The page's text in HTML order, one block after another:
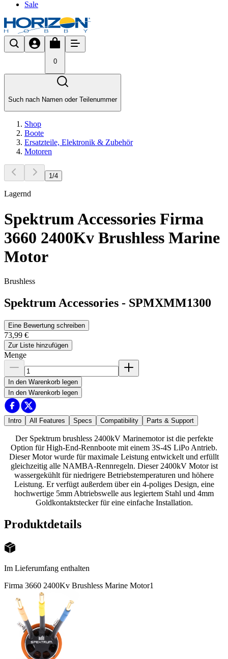
Sale
0
Such nach Namen oder Teilenummer
Shop
Boote
Ersatzteile, Elektronik & Zubehör
Motoren
1/4
Lagernd
Spektrum Accessories Firma
3660 2400Kv Brushless Marine
Motor
Brushless
Spektrum Accessories - SPMXMM1300
Eine Bewertung schreiben
73,99 €
Zur Liste hinzufügen
Menge
In den Warenkorb legen
In den Warenkorb legen
Intro All Features Specs Compatibility Parts & Support
Der Spektrum brushless 2400kV Marinemotor ist die perfekte
Option für High-End-Rennboote mit einem 3S-4S LiPo Antrieb.
Dieser Motor wurde für maximale Leistung entwickelt und erfüllt
gleichzeitig alle NAMBA-Rennregeln. Dieser 2400kV Motor ist
wassergekühlt für niedrigere Betriebstemperaturen und höhere
Leistung. Er verfügt außerdem über ein 4-poliges Design, eine
hochwertige 5mm Abtriebswelle aus legiertem Stahl und 4mm
Goldkontaktstecker für eine einfache Installation.
Produktdetails
Im Lieferumfang enthalten
Firma 3660 2400Kv Brushless Marine Motor1